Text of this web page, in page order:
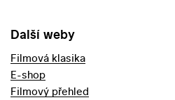
Další weby
Filmová klasika
E-shop
Filmový přehled